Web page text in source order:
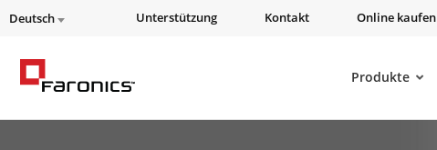
Deutsch Unterstützung Kontakt Online kaufen
Produkte